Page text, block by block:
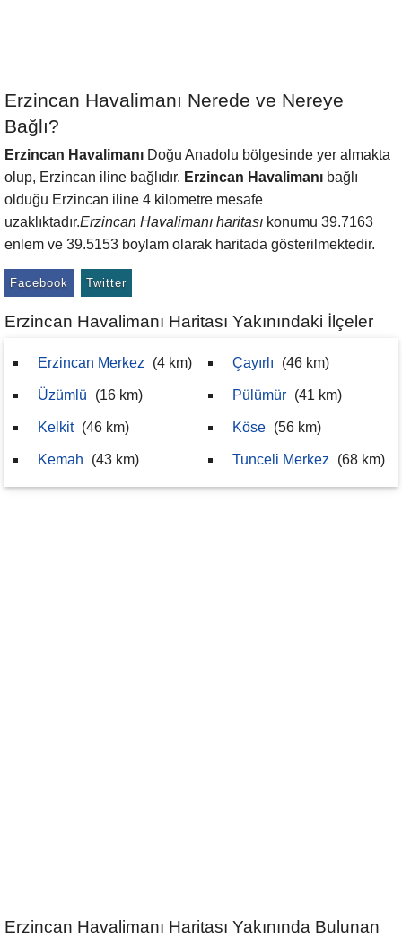
Erzincan Havalimanı Nerede ve Nereye
Bağlı?
Erzincan Havalimanı Doğu Anadolu bölgesinde yer almakta
olup, Erzincan iline bağlıdır. Erzincan Havalimanı bağlı
olduğu Erzincan iline 4 kilometre mesafe
uzaklıktadır.Erzincan Havalimanı haritası konumu 39.7163
enlem ve 39.5153 boylam olarak haritada gösterilmektedir.
Facebook Twitter
Erzincan Havalimanı Haritası Yakınındaki İlçeler
Erzincan Merkez (4 km)
Üzümlü (16 km)
Kelkit (46 km)
Kemah (43 km)
Çayırlı (46 km)
Pülümür (41 km)
Köse (56 km)
Tunceli Merkez (68 km)
Erzincan Havalimanı Haritası Yakınında Bulunan